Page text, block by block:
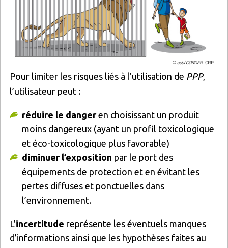
Pour limiter les risques liés à l'utilisation de PPP,
l’utilisateur peut :
réduire le dangeren choisissant un produit
moins dangereux (ayant un profil toxicologique
et éco-toxicologique plus favorable)
diminuer l’exposition par le port des
équipements de protection et en évitant les
pertes diffuses et ponctuelles dans
l’environnement.
L'incertitude représente les éventuels manques
d’informations ainsi que les hypothèses faites au